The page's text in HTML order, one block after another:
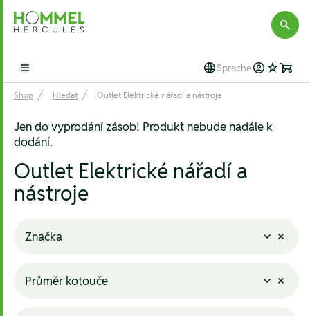
Hommel Hercules
Open main menu Sprache
Shop Hledat Outlet Elektrické nářadí a nástroje
Jen do vyprodání zásob! Produkt nebude nadále k
dodání.
Outlet Elektrické nářadí a
nástroje
Značka
Průměr kotouče